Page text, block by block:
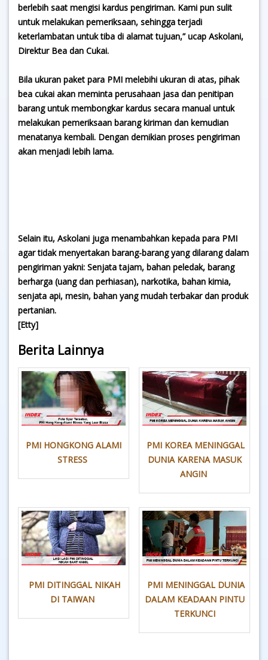
berlebih saat mengisi kardus pengiriman. Kami pun sulit
untuk melakukan pemeriksaan, sehingga terjadi
keterlambatan untuk tiba di alamat tujuan,” ucap Askolani,
Direktur Bea dan Cukai.
Bila ukuran paket para PMI melebihi ukuran di atas, pihak
bea cukai akan meminta perusahaan jasa dan penitipan
barang untuk membongkar kardus secara manual untuk
melakukan pemeriksaan barang kiriman dan kemudian
menatanya kembali. Dengan demikian proses pengiriman
akan menjadi lebih lama.
Selain itu, Askolani juga menambahkan kepada para PMI
agar tidak menyertakan barang-barang yang dilarang dalam
pengiriman yakni: Senjata tajam, bahan peledak, barang
berharga (uang dan perhiasan), narkotika, bahan kimia,
senjata api, mesin, bahan yang mudah terbakar dan produk
pertanian.
[Etty]
Berita Lainnya
PMI HONGKONG ALAMI
STRESS
PMI KOREA MENINGGAL
DUNIA KARENA MASUK
ANGIN
PMI DITINGGAL NIKAH
DI TAIWAN
PMI MENINGGAL DUNIA
DALAM KEADAAN PINTU
TERKUNCI